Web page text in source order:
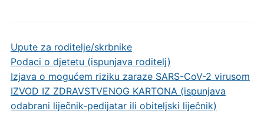
Upute za roditelje/skrbnike
Podaci o djetetu (ispunjava roditelj)
Izjava o mogućem riziku zaraze SARS-CoV-2 virusom
IZVOD IZ ZDRAVSTVENOG KARTONA (ispunjava
odabrani liječnik-pedijatar ili obiteljski liječnik)